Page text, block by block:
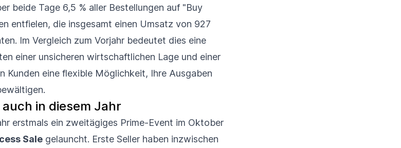
beide Tage 6,5 % aller Bestellungen auf "Buy
entfielen, die insgesamt einen Umsatz von 927
Im Vergleich zum Vorjahr bedeutet dies eine
einer unsicheren wirtschaftlichen Lage und einer
Kunden eine flexible Möglichkeit, Ihre Ausgaben
in diesem Jahr
erstmals ein zweitägiges Prime-Event im Oktober
Sale gelauncht. Erste Seller haben inzwischen